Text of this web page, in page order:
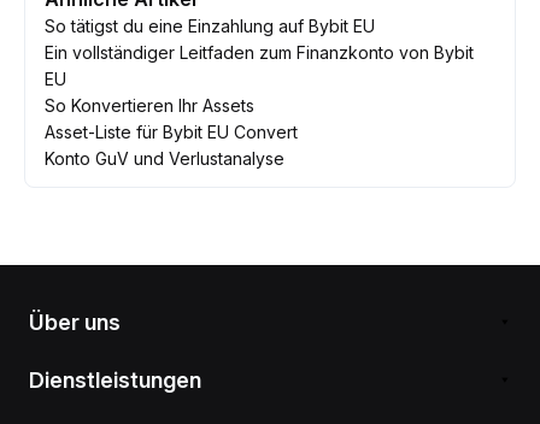
So tätigst du eine Einzahlung auf Bybit EU
Ein vollständiger Leitfaden zum Finanzkonto von Bybit
EU
So Konvertieren Ihr Assets
Asset-Liste für Bybit EU Convert
Konto GuV und Verlustanalyse
Über uns
Dienstleistungen